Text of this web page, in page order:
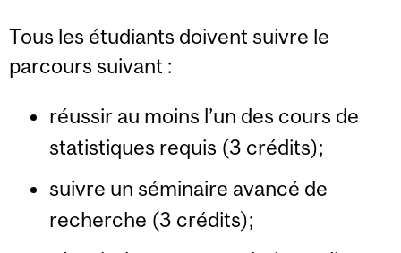
Tous les étudiants doivent suivre le
parcours suivant :
réussir au moins l’un des cours de
statistiques requis (3 crédits);
suivre un séminaire avancé de
recherche (3 crédits);